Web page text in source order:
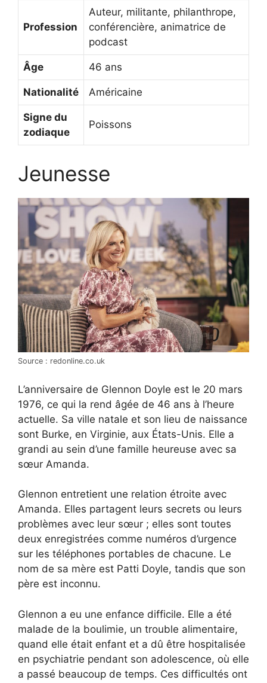
Profession
Auteur, militante, philanthrope,
conférencière, animatrice de
podcast
Âge 46 ans
Nationalité Américaine
Signe du
zodiaque
Poissons
Jeunesse
Source : redonline.co.uk
L’anniversaire de Glennon Doyle est le 20 mars
1976, ce qui la rend âgée de 46 ans à l’heure
actuelle. Sa ville natale et son lieu de naissance
sont Burke, en Virginie, aux États-Unis. Elle a
grandi au sein d’une famille heureuse avec sa
sœur Amanda.
Glennon entretient une relation étroite avec
Amanda. Elles partagent leurs secrets ou leurs
problèmes avec leur sœur ; elles sont toutes
deux enregistrées comme numéros d’urgence
sur les téléphones portables de chacune. Le
nom de sa mère est Patti Doyle, tandis que son
père est inconnu.
Glennon a eu une enfance difficile. Elle a été
malade de la boulimie, un trouble alimentaire,
quand elle était enfant et a dû être hospitalisée
en psychiatrie pendant son adolescence, où elle
a passé beaucoup de temps. Ces difficultés ont